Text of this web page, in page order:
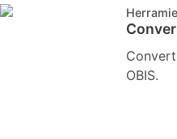
OBIS.